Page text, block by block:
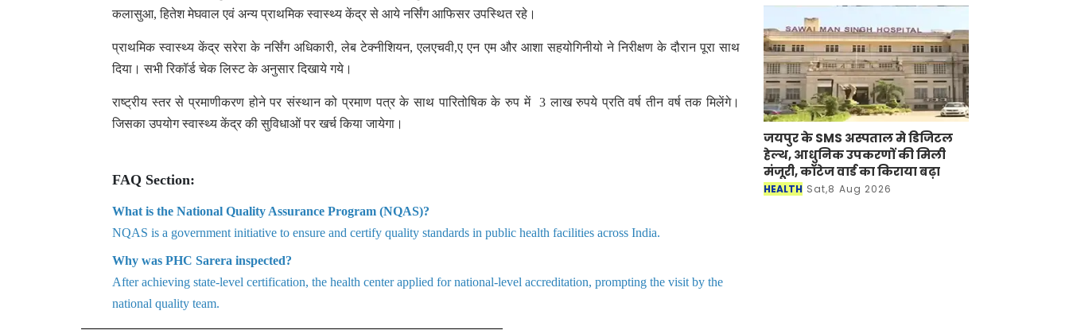
कलासुआ, हितेश मेघवाल एवं अन्य प्राथमिक स्वास्थ्य केंद्र से आये नर्सिंग आफिसर उपस्थित रहे।
प्राथमिक स्वास्थ्य केंद्र सरेरा के नर्सिंग अधिकारी, लेब टेक्नीशियन, एलएचवी,ए एन एम और आशा सहयोगिनीयो ने निरीक्षण के दौरान पूरा साथ
दिया। सभी रिकॉर्ड चेक लिस्ट के अनुसार दिखाये गये।
राष्ट्रीय स्तर से प्रमाणीकरण होने पर संस्थान को प्रमाण पत्र के साथ पारितोषिक के रुप में 3 लाख रुपये प्रति वर्ष तीन वर्ष तक मिलेंगे।
जिसका उपयोग स्वास्थ्य केंद्र की सुविधाओं पर खर्च किया जायेगा।
FAQ Section:
What is the National Quality Assurance Program (NQAS)?
NQAS is a government initiative to ensure and certify quality standards in public health facilities across India.
Why was PHC Sarera inspected?
After achieving state-level certification, the health center applied for national-level accreditation, prompting the visit by the
national quality team.
जयपुर के SMS अस्पताल मे डिजिटल
हेल्थ, आधुनिक उपकरणों की मिली
मंजूरी, कॉटेज वार्ड का किराया बढ़ा
HEALTH Sat,8 Aug 2026